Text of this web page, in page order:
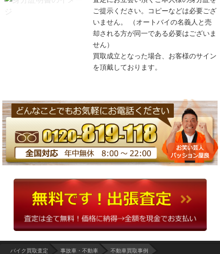
ご提示ください。コピーなどは必要ござ
いません。 （オートバイの名義人と売
却される方が同一である必要はございま
せん）
買取成立となった場合、お客様のサイン
を頂戴しております。
バイク買取査定 事故車・不動車 不動車買取事例